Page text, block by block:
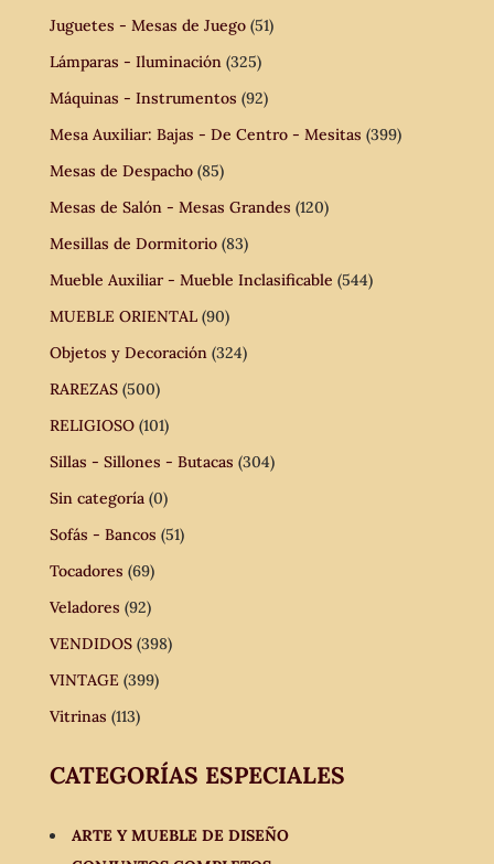
Juguetes - Mesas de Juego (51)
Lámparas - Iluminación (325)
Máquinas - Instrumentos (92)
Mesa Auxiliar: Bajas - De Centro - Mesitas (399)
Mesas de Despacho (85)
Mesas de Salón - Mesas Grandes (120)
Mesillas de Dormitorio (83)
Mueble Auxiliar - Mueble Inclasificable (544)
MUEBLE ORIENTAL (90)
Objetos y Decoración (324)
RAREZAS (500)
RELIGIOSO (101)
Sillas - Sillones - Butacas (304)
Sin categoría (0)
Sofás - Bancos (51)
Tocadores (69)
Veladores (92)
VENDIDOS (398)
VINTAGE (399)
Vitrinas (113)
CATEGORÍAS ESPECIALES
ARTE Y MUEBLE DE DISEÑO